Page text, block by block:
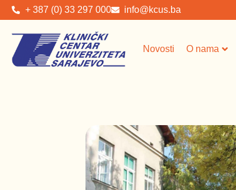
+ 387 (0) 33 297 000 info@kcus.ba
Novosti O nama